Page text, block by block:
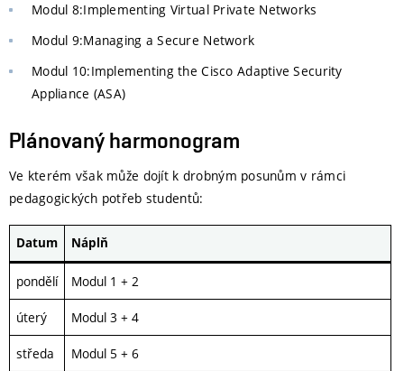
Modul 8:Implementing Virtual Private Networks
Modul 9:Managing a Secure Network
Modul 10:Implementing the Cisco Adaptive Security
Appliance (ASA)
Plánovaný harmonogram
Ve kterém však může dojít k drobným posunům v rámci
pedagogických potřeb studentů:
Datum Náplň
pondělí Modul 1 + 2
úterý Modul 3 + 4
středa Modul 5 + 6